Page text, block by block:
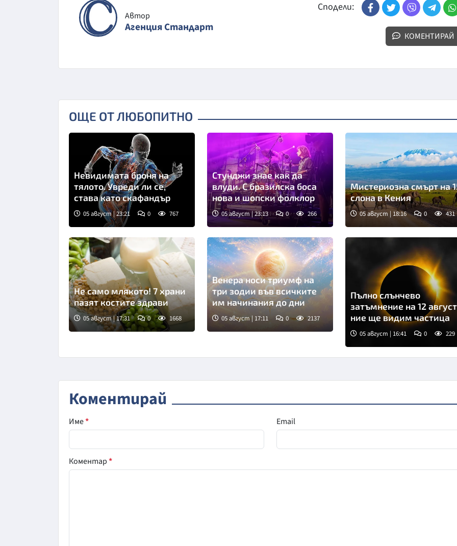
Автор
Агенция Стандарт
Сподели:
КОМЕНТИРАЙ
ОЩЕ ОТ ЛЮБОПИТНО
Невидимата броня на
тялото. Увреди ли се,
става като скафандър
05 август | 23:21 0 767
Стунджи знае как да
влуди. С бразилска боса
нова и шопски фолклор
05 август | 23:13 0 266
Мистериозна смърт на
слона в Кения
05 август | 18:16 0 431
Не само млякото! 7 храни
пазят костите здрави
05 август | 17:31 0 1668
Венера носи триумф на
три зодии във всичките
им начинания до дни
05 август | 17:11 0 2137
Снимка: goggle
Пълно слънчево
затъмнение на 12
ние ще видим частица
05 август | 16:41 0 229
Коментирай
Име* Email
Коментар*